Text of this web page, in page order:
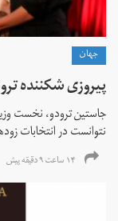
جهان
پیروزی شکننده
جاستین ترودو، نخست
نتوانست در انتخابات
۱۴ ساعت ۹ دقیقه پیش